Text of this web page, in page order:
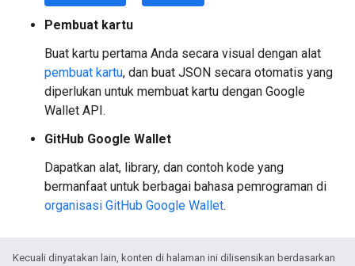
Pembuat kartu
Buat kartu pertama Anda secara visual dengan alat
pembuat kartu, dan buat JSON secara otomatis yang
diperlukan untuk membuat kartu dengan Google
Wallet API.
GitHub Google Wallet
Dapatkan alat, library, dan contoh kode yang
bermanfaat untuk berbagai bahasa pemrograman di
organisasi GitHub Google Wallet.
Kecuali dinyatakan lain, konten di halaman ini dilisensikan berdasarkan